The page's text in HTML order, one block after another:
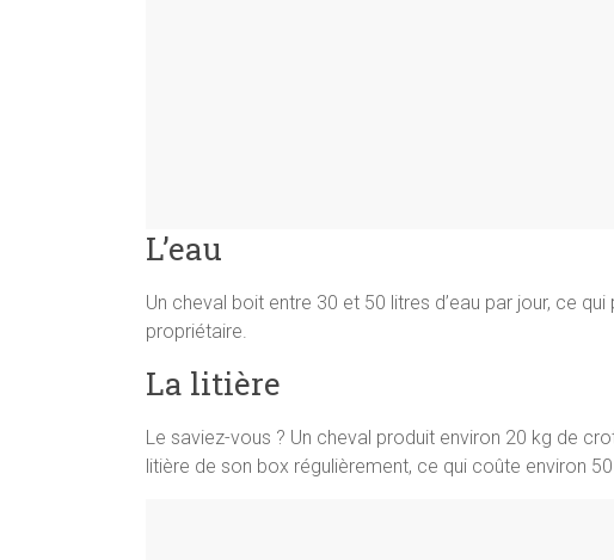
L’eau
Un cheval boit entre 30 et 50 litres d’eau par jour, ce
propriétaire.
La litière
Le saviez-vous ? Un cheval produit environ 20 kg de
litière de son box régulièrement, ce qui coûte environ